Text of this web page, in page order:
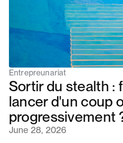
Entrepreunariat
Sortir du stealth :
lancer d'un coup
progressivement
June 28, 2026